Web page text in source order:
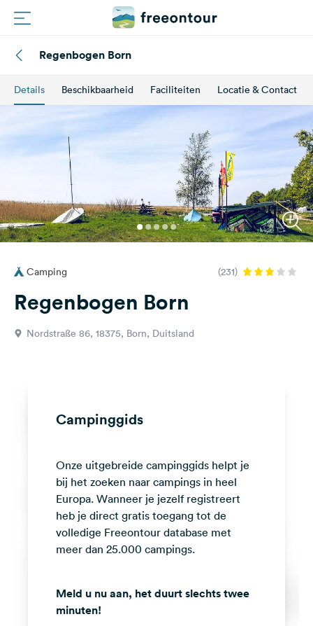
Routes
Campings
Magazine
Partners
Registreren
Inloggen
Vragen &
Feedback
media
Facebook
Instagram
Regenbogen Born
Details Beschikbaarheid Faciliteiten Locatie & Contact
Camping (231)
Regenbogen Born
Nordstraße 86, 18375, Born, Duitsland
Campinggids
Onze uitgebreide campinggids helpt je
bij het zoeken naar campings in heel
Europa. Wanneer je jezelf registreert
heb je direct gratis toegang tot de
volledige Freeontour database met
meer dan 25.000 campings.
Meld u nu aan, het duurt slechts twee
minuten!